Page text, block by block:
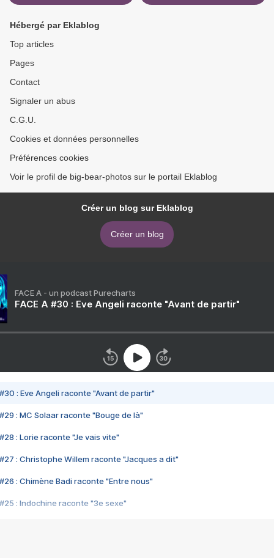
Hébergé par Eklablog
Top articles
Pages
Contact
Signaler un abus
C.G.U.
Cookies et données personnelles
Préférences cookies
Voir le profil de big-bear-photos sur le portail Eklablog
Créer un blog sur Eklablog
Créer un blog
FACE A - un podcast Purecharts
FACE A #30 : Eve Angeli raconte "Avant de partir"
#30 : Eve Angeli raconte "Avant de partir"
#29 : MC Solaar raconte "Bouge de là"
#28 : Lorie raconte "Je vais vite"
#27 : Christophe Willem raconte "Jacques a dit"
#26 : Chimène Badi raconte "Entre nous"
#25 : Indochine raconte "3e sexe"